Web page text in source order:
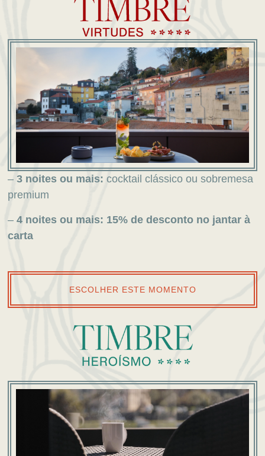
– 3 noites ou mais: cocktail clássico ou sobremesa
premium
– 4 noites ou mais: 15% de desconto no jantar à
carta
ESCOLHER ESTE MOMENTO